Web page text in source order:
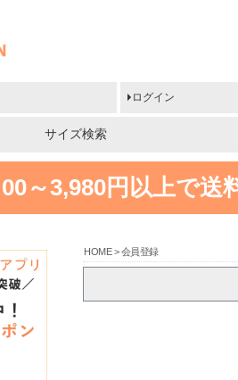
ログイン
サイズ検索
～3,980円以上で送
HOME 会員登録